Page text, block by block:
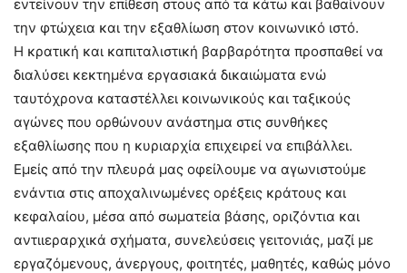
εντείνουν την επίθεση στους από τα κάτω και βαθαίνουν
την φτώχεια και την εξαθλίωση στον κοινωνικό ιστό.
Η κρατική και καπιταλιστική βαρβαρότητα προσπαθεί να
διαλύσει κεκτημένα εργασιακά δικαιώματα ενώ
ταυτόχρονα καταστέλλει κοινωνικούς και ταξικούς
αγώνες που ορθώνουν ανάστημα στις συνθήκες
εξαθλίωσης που η κυριαρχία επιχειρεί να επιβάλλει.
Εμείς από την πλευρά μας οφείλουμε να αγωνιστούμε
ενάντια στις αποχαλινωμένες ορέξεις κράτους και
κεφαλαίου, μέσα από σωματεία βάσης, οριζόντια και
αντιιεραρχικά σχήματα, συνελεύσεις γειτονιάς, μαζί με
εργαζόμενους, άνεργους, φοιτητές, μαθητές, καθώς μόνο